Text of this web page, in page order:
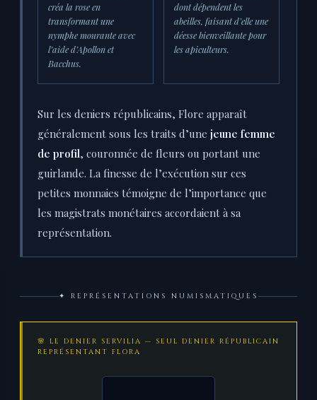
créa la rose en
transformant une
nymphe mourante avec
l’aide d’Apollon et
Bacchus.
dont dépendent les
abeilles, faisant d’elle une
déesse bienveillante pour
les apiculteurs.
Sur les deniers républicains, Flore apparaît
généralement sous les traits d’une jeune femme
de profil, couronnée de fleurs ou portant une
guirlande. La finesse de l’exécution sur ces
petites monnaies témoigne de l’importance que
les magistrats monétaires accordaient à sa
représentation.
✦ REPRÉSENTATIONS NUMISMATIQUES
🌸 LE DENIER SERVILIA — SEUL DENIER RÉPUBLICAIN
REPRÉSENTANT FLORA